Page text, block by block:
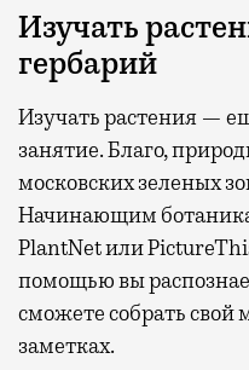
Изучать
гербарий
Изучать растения —
занятие. Благо,
московских зеленых
Начинающим
PlantNet или
помощью вы
сможете собрать свой
заметках.